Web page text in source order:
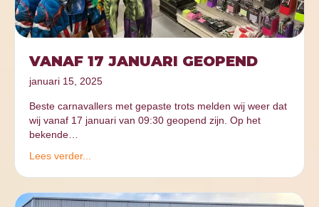
VANAF 17 JANUARI GEOPEND
januari 15, 2025
Beste carnavallers met gepaste trots melden wij weer dat
wij vanaf 17 januari van 09:30 geopend zijn. Op het
bekende…
Lees verder...